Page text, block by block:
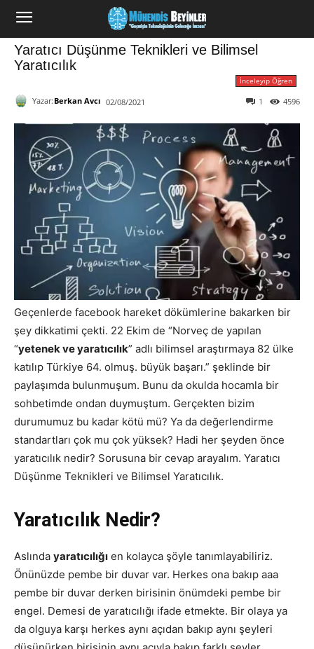
Yaratıcı Düşünme Teknikleri ve Bilimsel
Yaratıcılık
İnceleyip Öğren
Yazar: Berkan Avcı 02/08/2021 4596
1
Geçenlerde facebook hareket dökümlerine bakarken bir
şey dikkatimi çekti. 22 Ekim de “Norveç de yapılan
“yetenek ve yaratıcılık” adlı bilimsel araştırmaya 82 ülke
katılıp Türkiye 64. olmuş. büyük başarı.” şeklinde bir
paylaşımda bulunmuşum. Bunu da okulda hocamla bir
sohbetimde ondan duymuştum. Gerçekten bizim
durumumuz bu kadar kötü mü? Ya da değerlendirme
standartları çok mu çok yüksek? Hadi her şeyden önce
yaratıcılık nedir? Sorusuna bir cevap arayalım. Yaratıcı
Düşünme Teknikleri ve Bilimsel Yaratıcılık.
Yaratıcılık Nedir?
Aslında yaratıcılığı en kolayca şöyle tanımlayabiliriz.
Önünüzde pembe bir duvar var. Herkes ona bakıp aaa
pembe bir duvar derken birisinin önümdeki pembe bir
engel. Demesi de yaratıcılığı ifade etmekte. Bir olaya ya
da olguya karşı herkes aynı açıdan bakıp aynı şeyleri